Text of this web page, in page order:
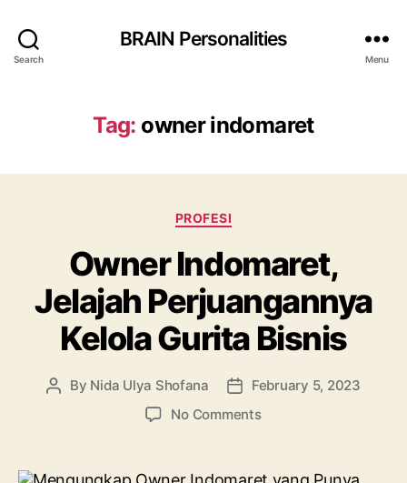
Search
BRAIN Personalities
Menu
Tag: owner indomaret
Categories
PROFESI
Owner Indomaret,
Jelajah Perjuangannya
Kelola Gurita Bisnis
Post
By Nida Ulya Shofana
PostFebruary 5, 2023
No Commentson
Jelajah